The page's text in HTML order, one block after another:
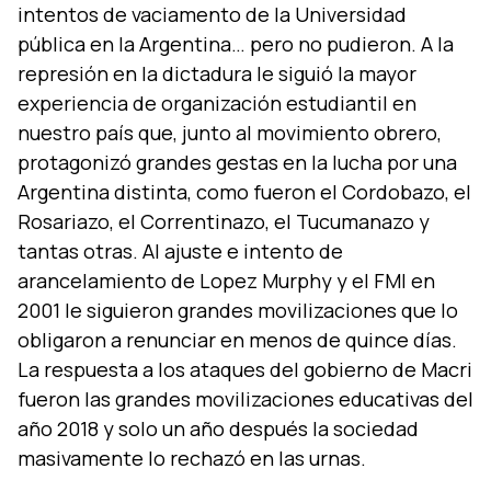
intentos de vaciamento de la Universidad
pública en la Argentina… pero no pudieron. A la
represión en la dictadura le siguió la mayor
experiencia de organización estudiantil en
nuestro país que, junto al movimiento obrero,
protagonizó grandes gestas en la lucha por una
Argentina distinta, como fueron el Cordobazo, el
Rosariazo, el Correntinazo, el Tucumanazo y
tantas otras. Al ajuste e intento de
arancelamiento de Lopez Murphy y el FMI en
2001 le siguieron grandes movilizaciones que lo
obligaron a renunciar en menos de quince días.
La respuesta a los ataques del gobierno de Macri
fueron las grandes movilizaciones educativas del
año 2018 y solo un año después la sociedad
masivamente lo rechazó en las urnas.